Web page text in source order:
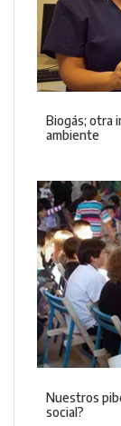
Biogás; otra
ambiente
Nuestros
social?